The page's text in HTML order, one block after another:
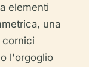
elementi
una
cornici
l'orgoglio